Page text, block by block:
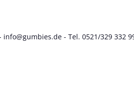
- Tel. 0521/329 332